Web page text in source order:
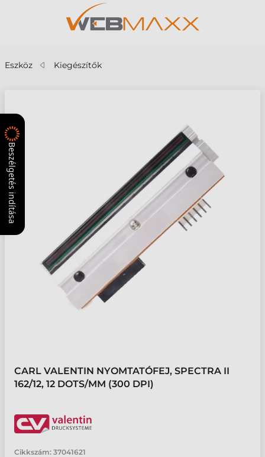
Eszköz Kiegészítők
CARL VALENTIN NYOMTATÓFEJ, SPECTRA II
162/12, 12 DOTS/MM (300 DPI)
Cikkszám: 37041621
Beszélgetés indítása